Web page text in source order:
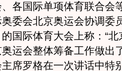
各国际单项体育联合会
委会北京奥运会协调委
国际体育大会上称：“
运会整体筹备工作做出
席罗格在一次讲话中特